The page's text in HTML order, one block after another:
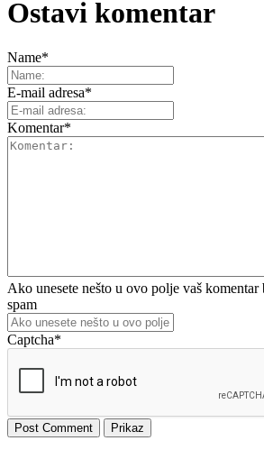
Ostavi komentar
Name*
E-mail adresa*
Komentar*
Ako unesete nešto u ovo polje vaš
spam
Captcha*